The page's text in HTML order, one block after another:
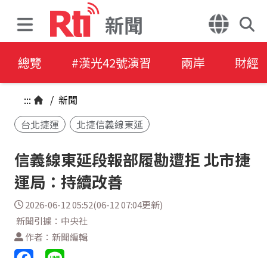
新聞
總覽 #漢光42號演習 兩岸 財經
::: / 新聞
台北捷運
北捷信義線東延
信義線東延段報部履勘遭拒 北市捷
運局：持續改善
2026-06-12 05:52(06-12 07:04更新)
新聞引據：中央社
作者：新聞編輯